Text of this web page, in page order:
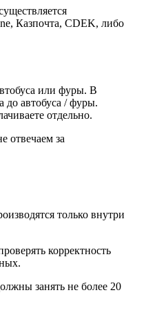
Казпочта, CDEK, либо
или фуры. В
до автобуса / фуры.
отдельно.
отвечаем за
только внутри
корректность
занять не более 20